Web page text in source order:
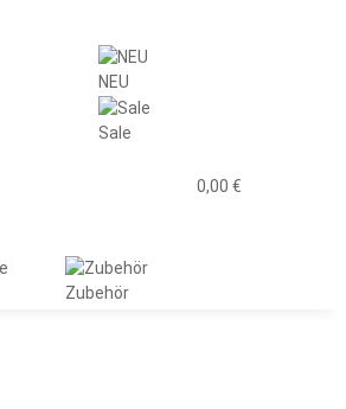
NEU
Sale
0,00 €
Zubehör